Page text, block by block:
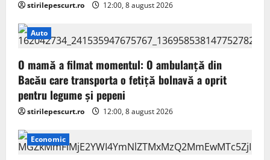
stirilepescurt.ro 12:00, 8 august 2026
Auto
O mamă a filmat momentul: O ambulanță din
Bacău care transporta o fetiță bolnavă a oprit
pentru legume și pepeni
stirilepescurt.ro 12:00, 8 august 2026
Economic